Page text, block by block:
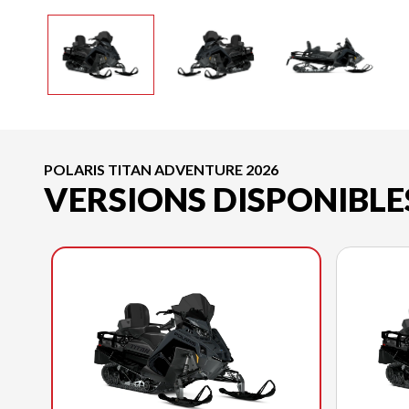
POLARIS TITAN ADVENTURE 2026
VERSIONS